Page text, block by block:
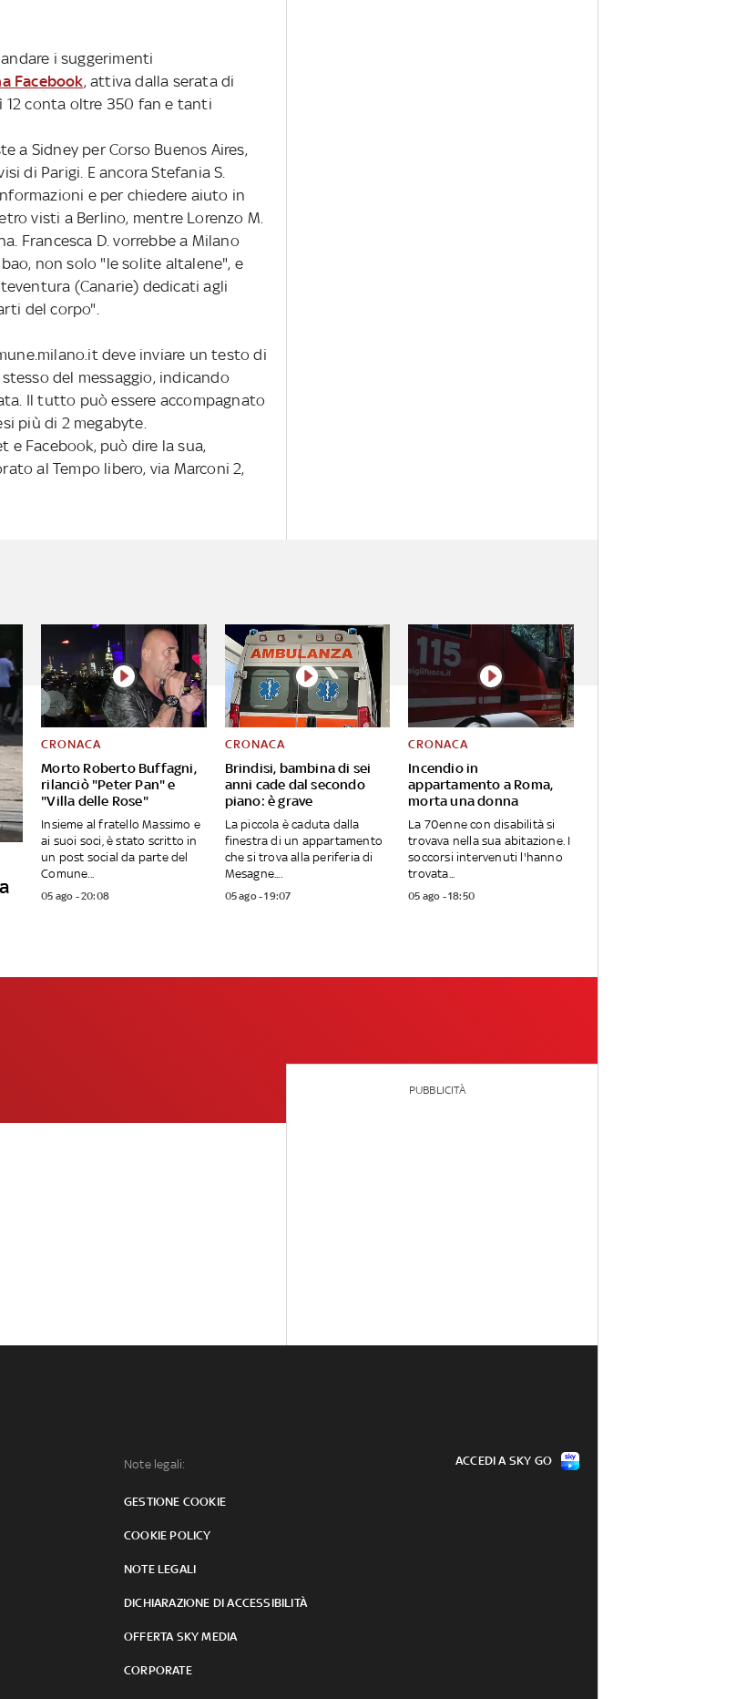
i suggerimenti
Facebook, attiva dalla serata di
12 conta oltre 350 fan e tanti
a Sidney per Corso Buenos Aires,
di Parigi. E ancora Stefania S.
e per chiedere aiuto in
visti a Berlino, mentre Lorenzo M.
Francesca D. vorrebbe a Milano
non solo "le solite altalene", e
(Canarie) dedicati agli
del corpo".
deve inviare un testo di
del messaggio, indicando
Il tutto può essere accompagnato
più di 2 megabyte.
Facebook, può dire la sua,
al Tempo libero, via Marconi 2,
Morto Roberto Buffagni,
rilanciò "Peter Pan" e
"Villa delle Rose"
CRONACA
Insieme al fratello Massimo e
ai suoi soci, è stato scritto in
un post social da parte del
Comune...
05 ago - 20:08
Brindisi, bambina di sei
anni cade dal secondo
piano: è grave
CRONACA
La piccola è caduta dalla
finestra di un appartamento
che si trova alla periferia di
Mesagne....
05 ago - 19:07
Incendio in
appartamento a Roma,
morta una donna
CRONACA
La 70enne con disabilità si
trovava nella sua abitazione. I
soccorsi intervenuti l'hanno
trovata...
05 ago - 18:50
PUBBLICITÀ
Note legali:
GESTIONE COOKIE
COOKIE POLICY
NOTE LEGALI
DICHIARAZIONE DI ACCESSIBILITÀ
OFFERTA SKY MEDIA
CORPORATE
ACCEDI A SKY GO